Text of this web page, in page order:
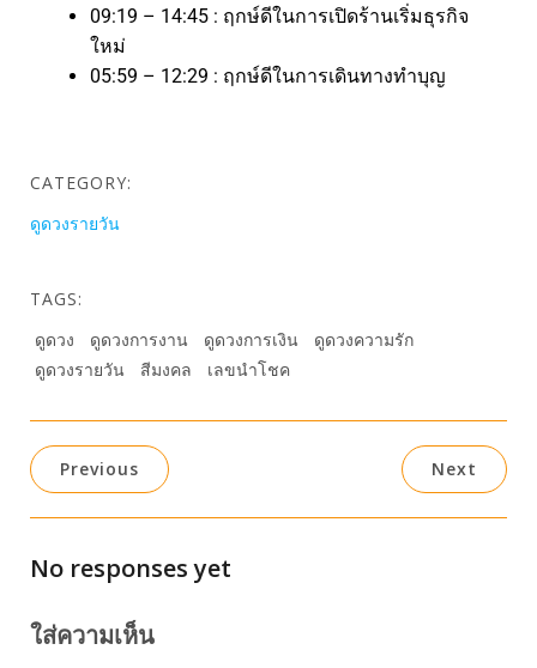
09:19 – 14:45 : ฤกษ์ดีในการเปิดร้านเริ่มธุรกิจ
ใหม่
05:59 – 12:29 : ฤกษ์ดีในการเดินทางทำบุญ
CATEGORY:
ดูดวงรายวัน
TAGS:
ดูดวง
ดูดวงการงาน ดูดวงการเงิน
ดูดวงความรัก
ดูดวงรายวัน
สีมงคล เลขนำโชค
Previous Next
No responses yet
ใส่ความเห็น